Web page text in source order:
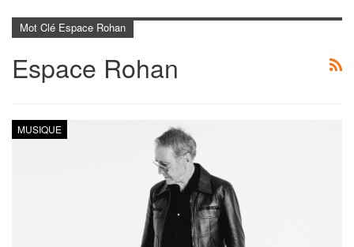
Mot Clé Espace Rohan
Espace Rohan
MUSIQUE